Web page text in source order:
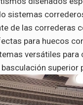
sistemas
de las correderas
para huecos
versátiles
superior